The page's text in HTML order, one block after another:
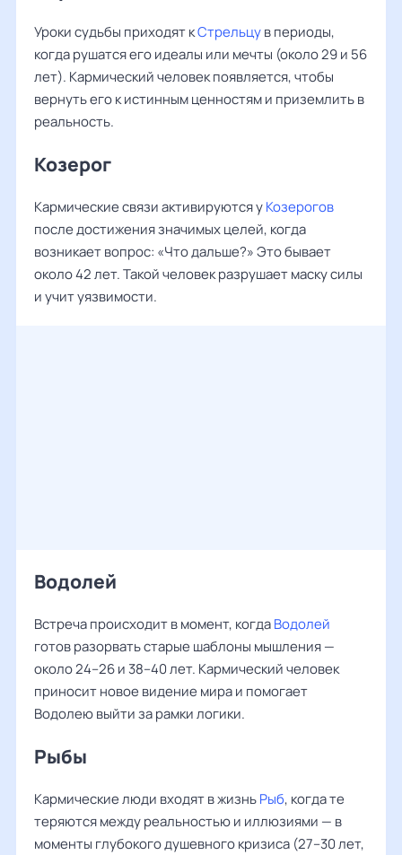
Уроки судьбы приходят кСтрельцув периоды,
когда рушатся его идеалы или мечты (около 29 и 56
лет). Кармический человек появляется, чтобы
вернуть его к истинным ценностям и приземлить в
реальность.
Козерог
Кармические связи активируются уКозерогов
после достижения значимых целей, когда
возникает вопрос: «Что дальше?» Это бывает
около 42 лет. Такой человек разрушает маску силы
и учит уязвимости.
Водолей
Встреча происходит в момент, когдаВодолей
готов разорвать старые шаблоны мышления —
около 24–26 и 38–40 лет. Кармический человек
приносит новое видение мира и помогает
Водолею выйти за рамки логики.
Рыбы
Кармические люди входят в жизньРыб, когда те
теряются между реальностью и иллюзиями — в
моменты глубокого душевного кризиса (27–30 лет,